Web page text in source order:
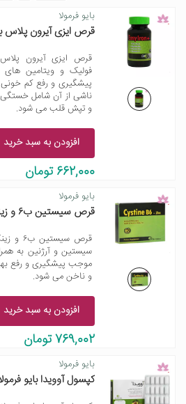
بایو فرمولا
قرص ایزی آیرون پلاس
قرص ایزی آیرون پلاس
پیشگیری و رفع کم خونی
ناشی از آن شامل
و تپش قلب می شود.
افزودن به سبد خرید
662,000 تومان
بایو فرمولا
قرص سیستین ب۶ و زینک بایوفرمولا 60 عددی
قرص
موجب پیشگیری و رفع
و ناخن می شود.
افزودن به سبد خرید
769,002 تومان
بایو فرمولا
کپسول آوویدا بایو فرمولا 15